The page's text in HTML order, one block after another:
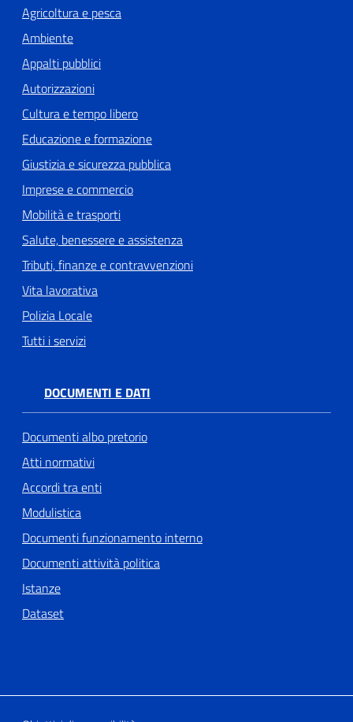
Agricoltura e pesca
Ambiente
Appalti pubblici
Autorizzazioni
Cultura e tempo libero
Educazione e formazione
Giustizia e sicurezza pubblica
Imprese e commercio
Mobilità e trasporti
Salute, benessere e assistenza
Tributi, finanze e contravvenzioni
Vita lavorativa
Polizia Locale
Tutti i servizi
DOCUMENTI E DATI
Documenti albo pretorio
Atti normativi
Accordi tra enti
Modulistica
Documenti funzionamento interno
Documenti attività politica
Istanze
Dataset